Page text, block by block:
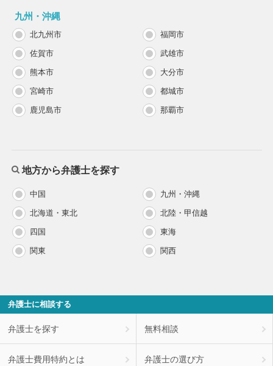
九州・沖縄
北九州市 福岡市
佐賀市 武雄市
熊本市 大分市
宮崎市 都城市
鹿児島市 那覇市
地方から弁護士を探す
中国 九州・沖縄
北海道・東北 北陸・甲信越
四国 東海
関東 関西
弁護士に相談する
弁護士を探す 無料相談
弁護士費用特約とは 弁護士の選び方